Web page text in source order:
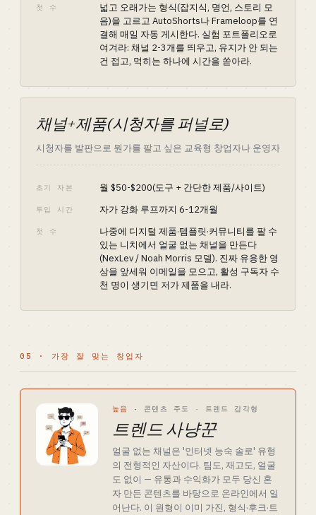
첫 수
넓고 오래가는 형식(잡지식, 명언, 스토리 모
음)을 고르고 AutoShorts나 Frameloop를 연
결해 매일 자동 게시한다. 실험 포트폴리오로
여겨라: 채널 2-3개를 띄우고, 유지가 안 되는
건 접고, 먹히는 하나에 시간을 쏟아라.
채널+제품(시청자를 퍼널로)
시청자를 발판으로 뭔가를 팔고 싶은 교육형 창업자나 운영자
초기 자본 월 $50-$200(도구 + 간단한 제품/사이트)
투입 시간 자가 강화 루프까지 6-12개월
첫 수
나중에 디지털 제품·템플릿·커뮤니티를 팔 수
있는 니치에서 얼굴 없는 채널을 만든다
(NexLev / Noah Morris 모델). 진짜 유용한 영
상을 앞세워 이메일을 모으고, 활성 구독자 수
천 명이 생기면 저가 제품을 내라.
05 · 가장 잘 맞는 창업자
높음 · 콘텐츠 주도 · 트렌드 감각형
트렌드 사냥꾼
얼굴 없는 채널은 '인터넷 능숙 솔로' 유형
의 전형적인 자산이다. 팀도, 재고도, 얼굴
도 없이 — 유통과 수익화가 모두 당신 혼
자 만든 콘텐츠를 바탕으로 온라인에서 일
어난다. 이 원형이 이미 가진, 형식·후크·트